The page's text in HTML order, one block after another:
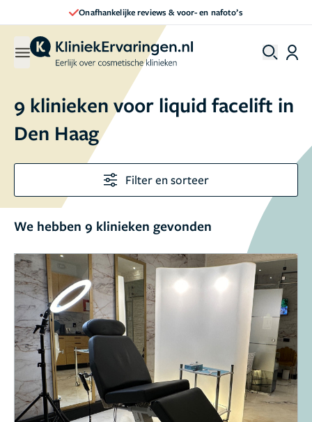
& voor- en nafoto’s
9 klinieken voor liquid facelift in
Den Haag
Filter en sorteer
We hebben 9 klinieken gevonden